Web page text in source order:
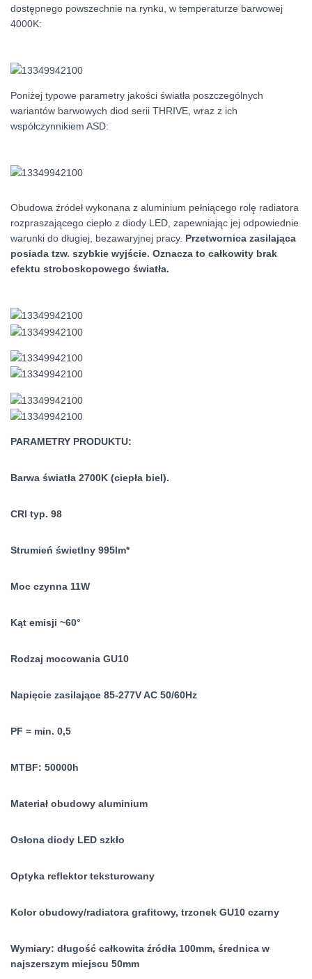
dostępnego powszechnie na rynku, w temperaturze barwowej
4000K:
Poniżej typowe parametry jakości światła poszczególnych
wariantów barwowych diod serii THRIVE, wraz z ich
współczynnikiem ASD:
Obudowa źródeł wykonana z aluminium pełniącego rolę radiatora
rozpraszającego ciepło z diody LED, zapewniając jej odpowiednie
warunki do długiej, bezawaryjnej pracy. Przetwornica zasilająca
posiada tzw. szybkie wyjście. Oznacza to całkowity brak
efektu stroboskopowego światła.
PARAMETRY PRODUKTU:
Barwa światła 2700K (ciepła biel).
CRI typ. 98
Strumień świetlny 995lm*
Moc czynna 11W
Kąt emisji ~60°
Rodzaj mocowania GU10
Napięcie zasilające 85-277V AC 50/60Hz
PF = min. 0,5
MTBF: 50000h
Materiał obudowy aluminium
Osłona diody LED szkło
Optyka reflektor teksturowany
Kolor obudowy/radiatora grafitowy, trzonek GU10 czarny
Wymiary: długość całkowita źródła 100mm, średnica w
najszerszym miejscu 50mm